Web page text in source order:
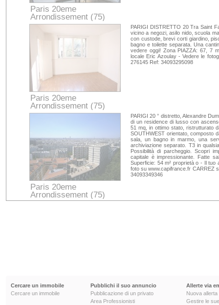
Paris 20eme
Arrondissement (75)
Paris
Paris 20eme
Arrondissement (75)
Paris
PARIGI DISTRETTO 20 Tra Saint
vicino a negozi, asilo nido, scuola
con custode, brevi corti giardino,
bagno e toilette separata. Una
vedere oggi! Zona PIAZZA: 67, 7
locale Eric Azoulay - Vedere le
276145 Ref: 34093295098
Paris 20eme
Arrondissement (75)
Paris
PARIGI 20 ° distretto, Alexandre
di un residence di lusso con
51 mq, in ottimo stato, ristrutturato
SOUTHWEST orientato, composto
sala, un bagno in marmo, una
archiviazione separato. T3 in
Possibilità di parcheggio. Scopri
capitale è impressionante. Fatte
Superficie: 54 m² proprietà o - Il tuo
foto su www.capifrance.fr CARREZ
34093349346
Cercare un immobile
Cercare un immobile
Pubblichi il suo annuncio
Pubblicazione di un privato
Area Professionisti
Allerte via
Nuova allerta
Gestire le